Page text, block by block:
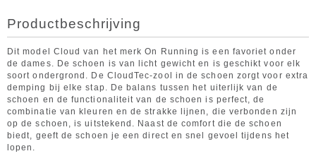
Productbeschrijving
Dit model Cloud van het merk On Running is een favoriet onder
de dames. De schoen is van licht gewicht en is geschikt voor elk
soort ondergrond. De CloudTec-zool in de schoen zorgt voor extra
demping bij elke stap. De balans tussen het uiterlijk van de
schoen en de functionaliteit van de schoen is perfect, de
combinatie van kleuren en de strakke lijnen, die verbonden zijn
op de schoen, is uitstekend. Naast de comfort die de schoen
biedt, geeft de schoen je een direct en snel gevoel tijdens het
lopen.